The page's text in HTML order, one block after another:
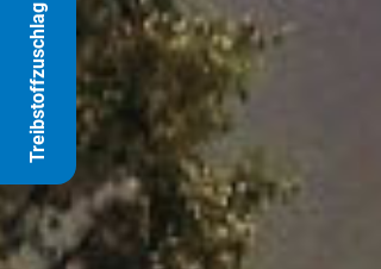
Treibstoffzuschlag